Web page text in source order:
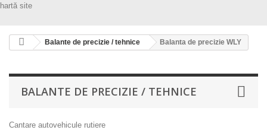
hartă site
Balante de precizie / tehnice Balanta de precizie WLY
BALANTE DE PRECIZIE / TEHNICE
Cantare autovehicule rutiere